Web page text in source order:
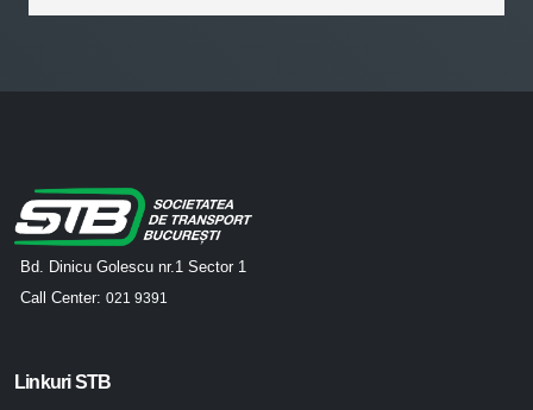
Bd. Dinicu Golescu nr.1 Sector 1
Call Center: 021 9391
Linkuri STB